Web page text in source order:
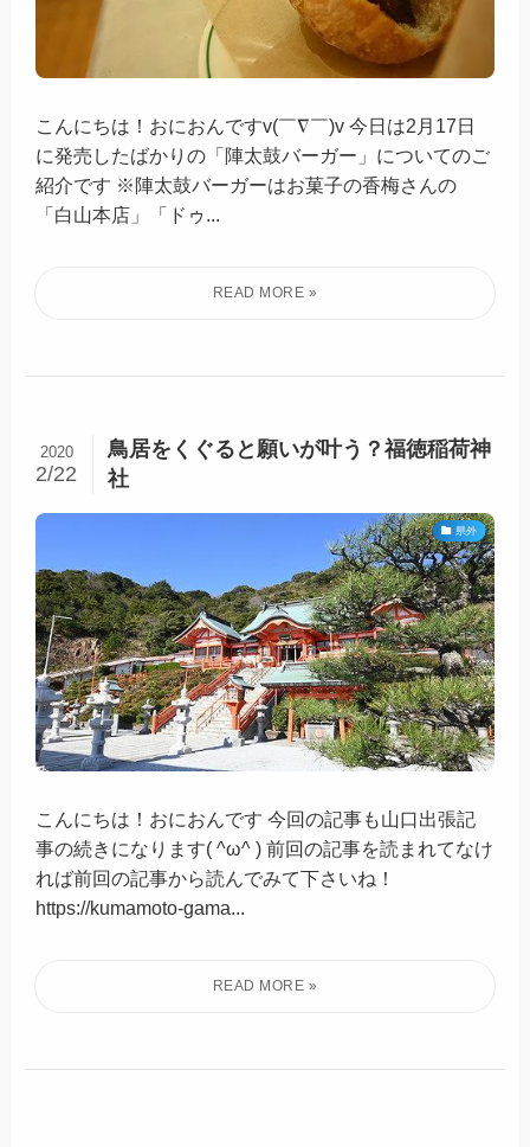
こんにちは！おにおんですv(￣∇￣)v 今日は2月17日
に発売したばかりの「陣太鼓バーガー」についてのご
紹介です ※陣太鼓バーガーはお菓子の香梅さんの
「白山本店」「ドゥ...
鳥居をくぐると願いが叶う？福徳稲荷神
社
2020
2/22
県外
こんにちは！おにおんです 今回の記事も山口出張記
事の続きになります( ^ω^ ) 前回の記事を読まれてなけ
れば前回の記事から読んでみて下さいね！
https://kumamoto-gama...